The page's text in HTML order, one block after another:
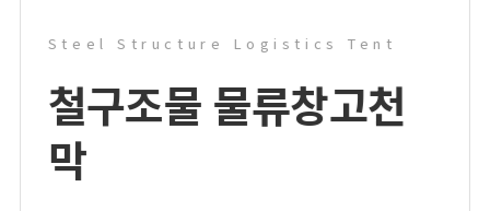
Steel Structure Logistics Tent
철구조물 물류창고천
막